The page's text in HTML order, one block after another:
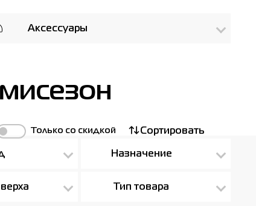
Аксессуары
Только со скидкой Сортировать
Назначение
Тип товара